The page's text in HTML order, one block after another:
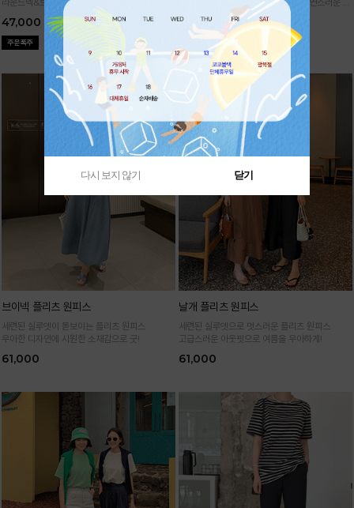
47,000
형 커버 허리 전체 밴딩으로 편안한 착용감
29,000
브이넥 플리츠 원피스
세련된 실루엣이 돋보이는 플리츠 원피스
우아한 디자인에 시원한 소재감으로 굿!
61,000
날개 플리츠 원피스
세련된 실루엣으로 멋스러운 플리츠 원피스
고급스러운 아웃핏으로 여름을 우아하게!
61,000
다시 보지 않기 닫기